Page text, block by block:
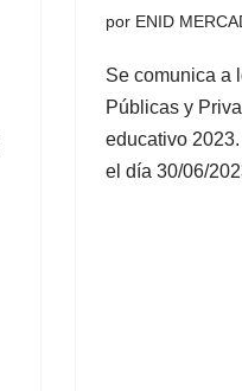
por ENID
Se comunica a
Públicas y
educativo
el día 30/06/